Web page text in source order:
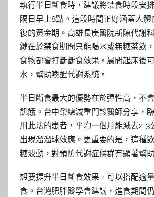
執行半日斷食時，建議將禁食時段安
隔日早上8點。這段時間正好涵蓋人體
復的黃金期。高雄長庚醫院新陳代謝
鍵在於禁食期間只能喝水或無糖茶飲
食物都會打斷斷食效果。晨間起床後
水，幫助喚醒代謝系統。
半日斷食最大的優勢在於彈性高，不
飢餓。台中榮總減重門診醫師分享，
用此法的患者，平均一個月能減去2-3
出現溜溜球效應。更重要的是，這種
糖波動，對預防代謝症候群有顯著幫助
想要提升半日斷食效果，可以搭配適
食。台灣肥胖醫學會建議，進食期間